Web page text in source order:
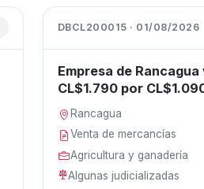
DBCL200015 · 01/08/2026
Empresa de
CL$1.790 por
Rancagua
Venta de mercancías
Agricultura y ganadería
Algunas judicializadas